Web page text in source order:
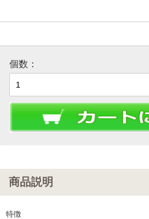
個数：
商品説明
特徴